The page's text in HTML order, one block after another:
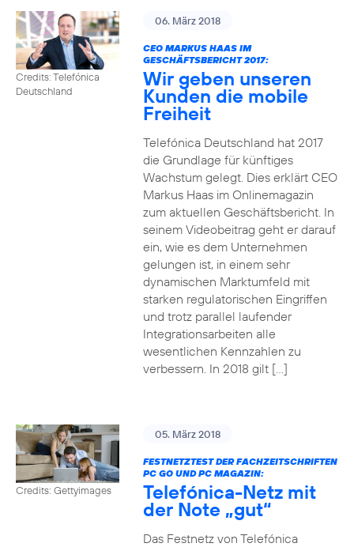
Credits: Telefónica
Deutschland
06. März 2018
CEO MARKUS HAAS IM
GESCHÄFTSBERICHT 2017:
Wir geben unseren
Kunden die mobile
Freiheit
Telefónica Deutschland hat 2017
die Grundlage für künftiges
Wachstum gelegt. Dies erklärt CEO
Markus Haas im Onlinemagazin
zum aktuellen Geschäftsbericht. In
seinem Videobeitrag geht er darauf
ein, wie es dem Unternehmen
gelungen ist, in einem sehr
dynamischen Marktumfeld mit
starken regulatorischen Eingriffen
und trotz parallel laufender
Integrationsarbeiten alle
wesentlichen Kennzahlen zu
verbessern. In 2018 gilt […]
Credits: Gettyimages
05. März 2018
FESTNETZTEST DER FACHZEITSCHRIFTEN
PC GO UND PC MAGAZIN:
Telefónica-Netz mit
der Note „gut“
Das Festnetz von Telefónica